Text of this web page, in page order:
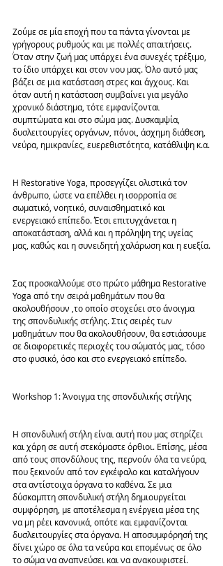
Ζούμε σε μία εποχή που τα πάντα γίνονται με
γρήγορους ρυθμούς και με πολλές απαιτήσεις.
Όταν στην ζωή μας υπάρχει ένα συνεχές τρέξιμο,
το ίδιο υπάρχει και στον νου μας. Όλο αυτό μας
βάζει σε μια κατάσταση στρες και άγχους. Και
όταν αυτή η κατάσταση συμβαίνει για μεγάλο
χρονικό διάστημα, τότε εμφανίζονται
συμπτώματα και στο σώμα μας. Δυσκαμψία,
δυσλειτουργίες οργάνων, πόνοι, άσχημη διάθεση,
νεύρα, ημικρανίες, ευερεθιστότητα, κατάθλιψη κ.α.
Η Restorative Yoga, προσεγγίζει ολιστικά τον
άνθρωπο, ώστε να επέλθει η ισορροπία σε
σωματικό, νοητικό, συναισθηματικό και
ενεργειακό επίπεδο. Έτσι επιτυγχάνεται η
αποκατάσταση, αλλά και η πρόληψη της υγείας
μας, καθώς και η συνειδητή χαλάρωση και η ευεξία.
Σας προσκαλλούμε στο πρώτο μάθημα Restorative
Yoga από την σειρά μαθημάτων που θα
ακολουθήσουν ,το οποίο στοχεύει στο άνοιγμα
της σπονδυλικής στήλης. Στις σειρές των
μαθημάτων που θα ακολουθήσουν, θα εστιάσουμε
σε διαφορετικές περιοχές του σώματός μας, τόσο
στο φυσικό, όσο και στο ενεργειακό επίπεδο.
Workshop 1: Άνοιγμα της σπονδυλικής στήλης
Η σπονδυλική στήλη είναι αυτή που μας στηρίζει
και χάρη σε αυτή στεκόμαστε όρθιοι. Επίσης, μέσα
από τους σπονδύλους της, περνούν όλα τα νεύρα,
που ξεκινούν από τον εγκέφαλο και καταλήγουν
στα αντίστοιχα όργανα το καθένα. Σε μια
δύσκαμπτη σπονδυλική στήλη δημιουργείται
συμφόρηση, με αποτέλεσμα η ενέργεια μέσα της
να μη ρέει κανονικά, οπότε και εμφανίζονται
δυσλειτουργίες στα όργανα. Η αποσυμφόρησή της
δίνει χώρο σε όλα τα νεύρα και επομένως σε όλο
το σώμα να αναπνεύσει και να ανακουφιστεί.